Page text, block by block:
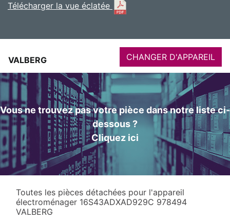
Télécharger la vue éclatée
VALBERG CHANGER D'APPAREIL
Vous ne trouvez pas votre pièce dans notre liste ci-
dessous ?
Cliquez ici
Toutes les pièces détachées pour l'appareil
électroménager 16S43ADXAD929C 978494
VALBERG